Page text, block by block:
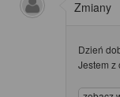
Zmiany
Dzień
Jestem z